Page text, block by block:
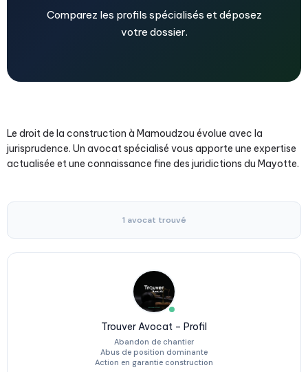
Comparez les profils spécialisés et déposez
votre dossier.
Le droit de la construction à Mamoudzou évolue avec la
jurisprudence. Un avocat spécialisé vous apporte une expertise
actualisée et une connaissance fine des juridictions du Mayotte.
1 avocat trouvé
Trouver Avocat – Profil
Abandon de chantier
Abus de position dominante
Action en garantie construction